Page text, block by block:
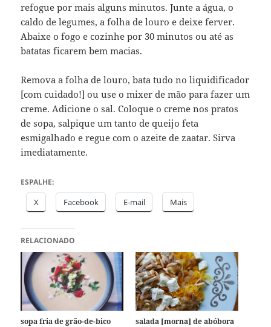
refogue por mais alguns minutos. Junte a água, o
caldo de legumes, a folha de louro e deixe ferver.
Abaixe o fogo e cozinhe por 30 minutos ou até as
batatas ficarem bem macias.
Remova a folha de louro, bata tudo no liquidificador
[com cuidado!] ou use o mixer de mão para fazer um
creme. Adicione o sal. Coloque o creme nos pratos
de sopa, salpique um tanto de queijo feta
esmigalhado e regue com o azeite de zaatar. Sirva
imediatamente.
ESPALHE:
X Facebook E-mail Mais
RELACIONADO
sopa fria de grão-de-bico salada [morna] de abóbora